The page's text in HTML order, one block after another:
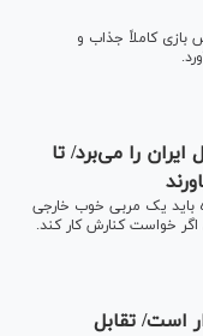
کاملاً جذاب و
را می‌برد/ تا
باید یک مربی خوب خارجی
اگر خواست کنارش کار کند.
است/ تقابل